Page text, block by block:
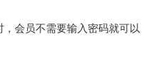
会员不需要输入密码就可以